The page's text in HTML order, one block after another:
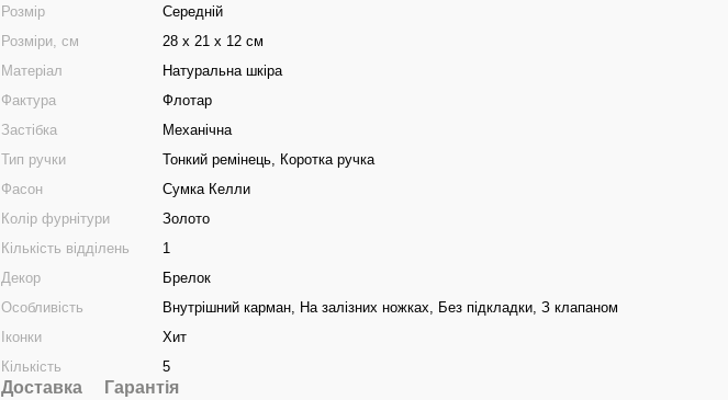
Розмір
Середній
Розміри, см
28 х 21 х 12 см
Матеріал
Натуральна шкіра
Фактура
Флотар
Застібка
Механічна
Тип ручки
Тонкий ремінець, Коротка ручка
Фасон
Сумка Келли
Колір фурнітури
Золото
Кількість відділень
1
Декор
Брелок
Особливість
Внутрішний карман, На залізних ножках, Без підкладки, З клапаном
Іконки
Хит
Кількість
5
Доставка
Гарантія